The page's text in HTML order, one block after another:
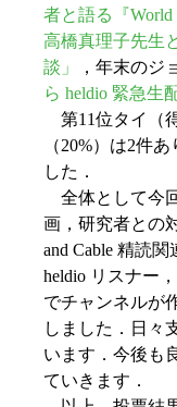
者と語る『World
高橋真理子先生
談」
，年末のジ
ら heldio 緊急生
第11位タイ（
（20%）は2件
した．
全体として今
画，研究者との
and Cable 精読
heldio リスナー
でチャンネルが
しました．日々
います．今後も
ていきます．